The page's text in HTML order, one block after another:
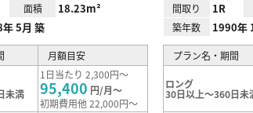
面積 18.23m²
5月 築
月額目安
未満
1日当たり 2,300円～
95,400 円/月～
初期費用他 22,000円～
間取り 1R
築年数 1990年
プラン名・期間
ロング
30日以上～360日未